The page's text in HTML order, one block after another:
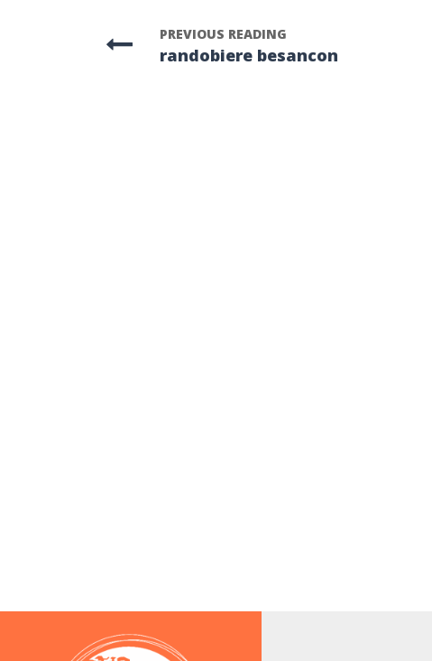
PREVIOUS READING
randobiere besancon